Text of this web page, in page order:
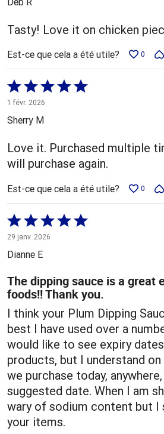
Tasty! Love it on chicken
Est-ce que cela a été utile? 0
Coté
5 sur
5
1 févr. 2026
Sherry M
Love it. Purchased multiple
will purchase again.
Est-ce que cela a été utile? 0
Coté
5 sur
5
29 janv. 2026
Dianne E
The dipping sauce is a great
foods!! Thank you.
I think your Plum Dipping
best I have used over a
would like to see expiry
products, but I understand
we purchase today,
suggested date. When I am
wary of sodium content but I
your items.